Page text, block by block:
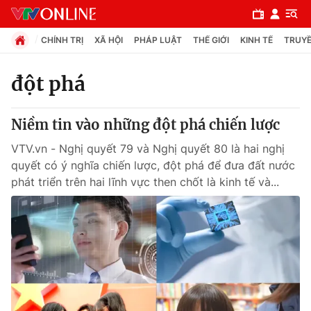
Chuyên mục
Xã hội
Pháp luật
Y tế
Thế giới
CHÍNH TRỊ XÃ HỘI PHÁP LUẬT THẾ GIỚI KINH TẾ
đột phá
Niềm tin vào những đột phá chiến lược
VTV.vn - Nghị quyết 79 và Nghị quyết 80 là hai nghị
quyết có ý nghĩa chiến lược, đột phá để đưa đất nước
phát triển trên hai lĩnh vực then chốt là kinh tế và...